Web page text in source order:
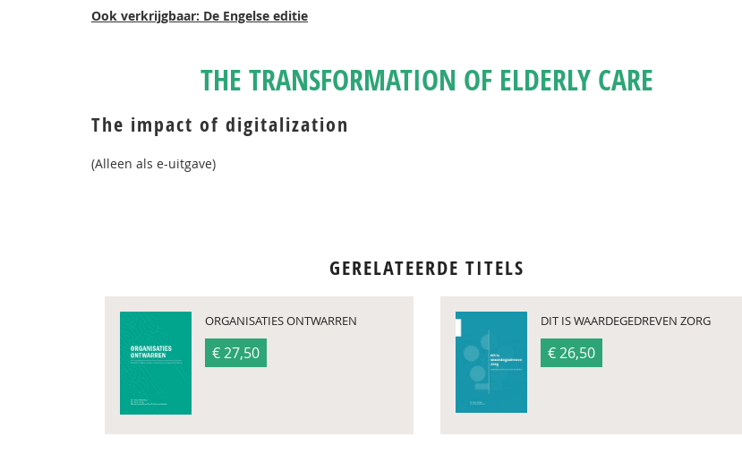
Ook verkrijgbaar: De Engelse editie
THE TRANSFORMATION OF ELDERLY CARE
The impact of digitalization
(Alleen als e-uitgave)
GERELATEERDE TITELS
ORGANISATIES ONTWARREN
€ 27,50
DIT IS WAARDEGEDREVEN ZORG
€ 26,50